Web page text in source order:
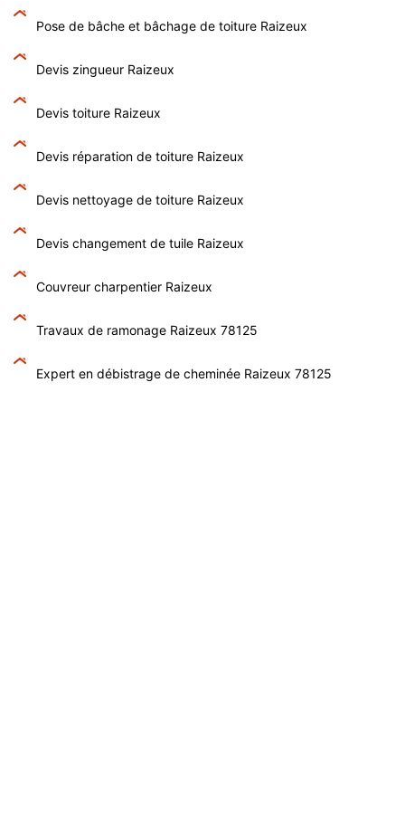
Pose de bâche et bâchage de toiture Raizeux
Devis zingueur Raizeux
Devis toiture Raizeux
Devis réparation de toiture Raizeux
Devis nettoyage de toiture Raizeux
Devis changement de tuile Raizeux
Couvreur charpentier Raizeux
Travaux de ramonage Raizeux 78125
Expert en débistrage de cheminée Raizeux 78125